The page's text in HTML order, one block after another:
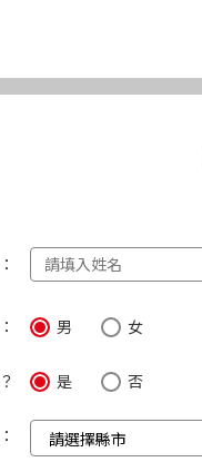
男 女
是 否